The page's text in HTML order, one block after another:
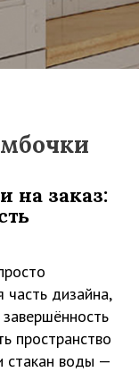
на заказ:
часть дизайна,
пространство
стакан воды —